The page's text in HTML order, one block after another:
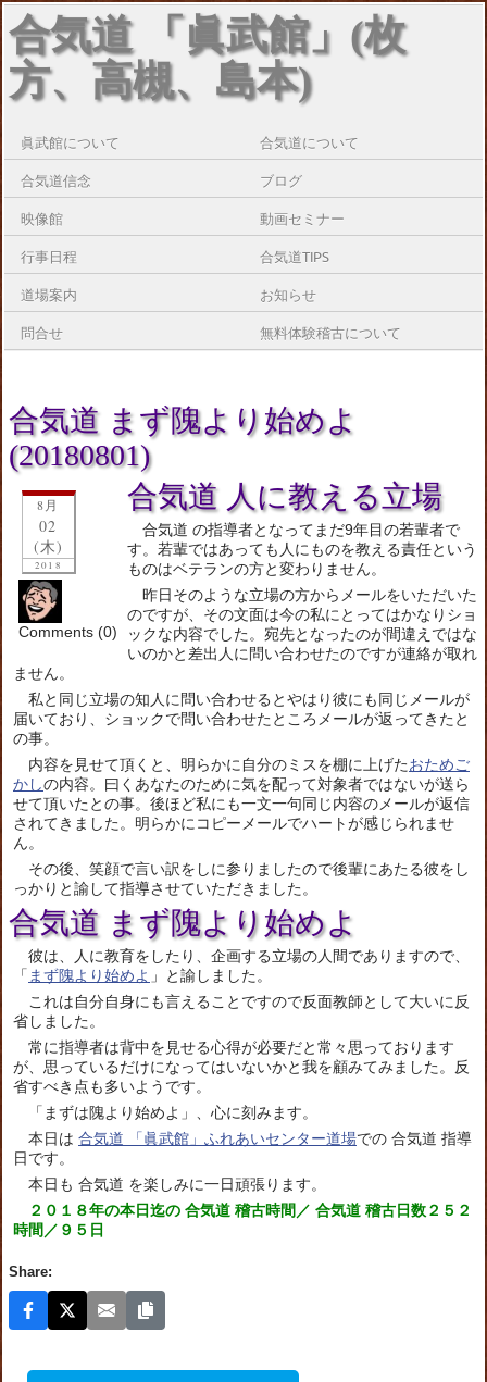
合気道 「眞武館」(枚
方、高槻、島本)
眞武館について 合気道について
合気道信念 ブログ
映像館 動画セミナー
行事日程 合気道TIPS
道場案内 お知らせ
問合せ 無料体験稽古について
合気道 まず隗より始めよ
(20180801)
8月
02
(木)
2018
Comments (0)
合気道 人に教える立場
合気道 の指導者となってまだ9年目の若輩者で
す。若輩ではあっても人にものを教える責任という
ものはベテランの方と変わりません。
昨日そのような立場の方からメールをいただいた
のですが、その文面は今の私にとってはかなりショ
ックな内容でした。宛先となったのが間違えではな
いのかと差出人に問い合わせたのですが連絡が取れ
ません。
私と同じ立場の知人に問い合わせるとやはり彼にも同じメールが
届いており、ショックで問い合わせたところメールが返ってきたと
の事。
内容を見せて頂くと、明らかに自分のミスを棚に上げたおためご
かしの内容。曰くあなたのために気を配って対象者ではないが送ら
せて頂いたとの事。後ほど私にも一文一句同じ内容のメールが返信
されてきました。明らかにコピーメールでハートが感じられませ
ん。
その後、笑顔で言い訳をしに参りましたので後輩にあたる彼をし
っかりと諭して指導させていただきました。
合気道 まず隗より始めよ
彼は、人に教育をしたり、企画する立場の人間でありますので、
「 まず隗より始めよ 」と諭しました。
これは自分自身にも言えることですので反面教師として大いに反
省しました。
常に指導者は背中を見せる心得が必要だと常々思っております
が、思っているだけになってはいないかと我を顧みてみました。反
省すべき点も多いようです。
「まずは隗より始めよ」、心に刻みます。
本日は 合気道 「眞武館」ふれあいセンター道場での 合気道 指導
日です。
本日も 合気道 を楽しみに一日頑張ります。
２０１８年の本日迄の 合気道 稽古時間／ 合気道 稽古日数２５２
時間／９５日
Share: